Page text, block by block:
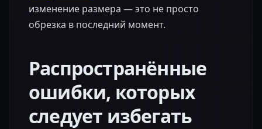
изменение размера — это не просто
обрезка в последний момент.
Распространённые
ошибки, которых
следует избегать